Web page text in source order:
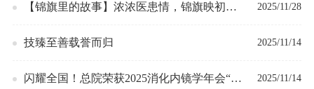
【锦旗里的故事】浓浓医患情，锦旗映初心
——普外八西病区获赠锦旗
2025/11/28
技臻至善载誉而归 2025/11/14
闪耀全国！总院荣获2025消化内镜学年会“全 2025/11/14